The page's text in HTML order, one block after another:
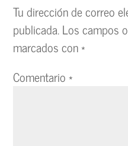
Tu dirección de correo
publicada.Los campos
marcados con*
Comentario*